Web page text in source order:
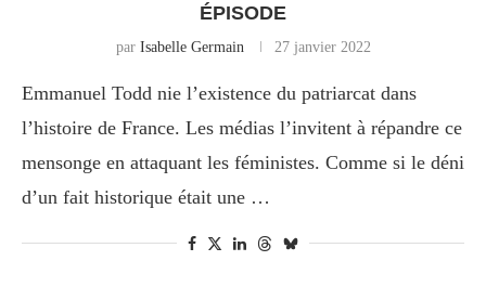
ÉPISODE
par Isabelle Germain 27 janvier 2022
Emmanuel Todd nie l’existence du patriarcat dans
l’histoire de France. Les médias l’invitent à répandre ce
mensonge en attaquant les féministes. Comme si le déni
d’un fait historique était une …